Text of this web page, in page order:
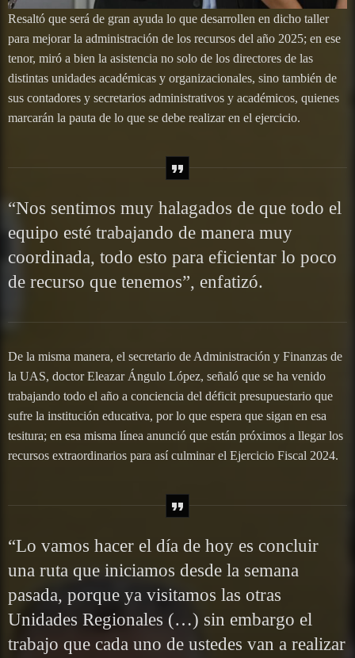
Resaltó que será de gran ayuda lo que desarrollen en dicho taller
para mejorar la administración de los recursos del año 2025; en ese
tenor, miró a bien la asistencia no solo de los directores de las
distintas unidades académicas y organizacionales, sino también de
sus contadores y secretarios administrativos y académicos, quienes
marcarán la pauta de lo que se debe realizar en el ejercicio.
“Nos sentimos muy halagados de que todo el
equipo esté trabajando de manera muy
coordinada, todo esto para eficientar lo poco
de recurso que tenemos”, enfatizó.
De la misma manera, el secretario de Administración y Finanzas de
la UAS, doctor Eleazar Ángulo López, señaló que se ha venido
trabajando todo el año a conciencia del déficit presupuestario que
sufre la institución educativa, por lo que espera que sigan en esa
tesitura; en esa misma línea anunció que están próximos a llegar los
recursos extraordinarios para así culminar el Ejercicio Fiscal 2024.
“Lo vamos hacer el día de hoy es concluir
una ruta que iniciamos desde la semana
pasada, porque ya visitamos las otras
Unidades Regionales (…) sin embargo el
trabajo que cada uno de ustedes van a realizar